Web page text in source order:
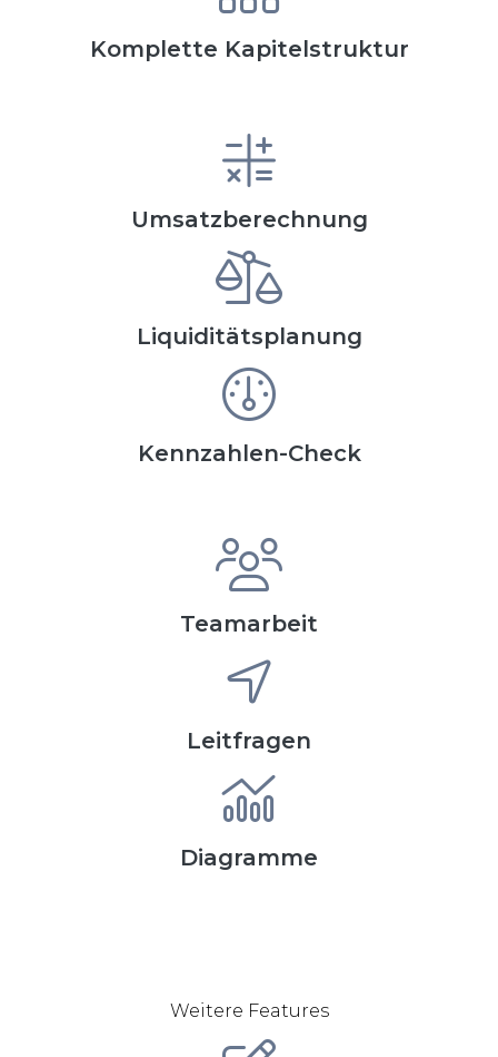
Komplette Kapitelstruktur
Umsatzberechnung
Liquiditätsplanung
Kennzahlen-Check
Teamarbeit
Leitfragen
Diagramme
Weitere Features